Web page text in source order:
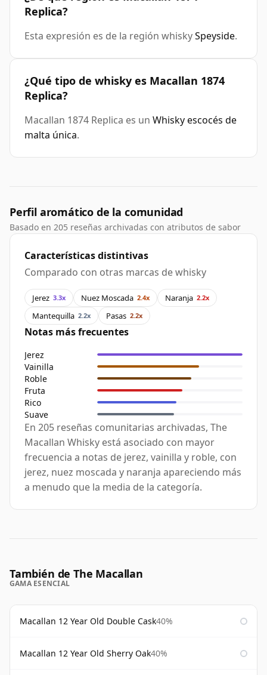
Replica?
Esta expresión es de la región whiskySpeyside.
¿Qué tipo de whisky es Macallan 1874
Replica?
Macallan 1874 Replica es un Whisky escocés de
malta única.
Perfil aromático de la comunidad
Basado en 205 reseñas archivadas con atributos de sabor
Características distintivas
Comparado con otras marcas de whisky
Jerez 3.3x Nuez Moscada 2.4x Naranja 2.2x
Mantequilla 2.2x Pasas 2.2x
Notas más frecuentes
Jerez
Vainilla
Roble
Fruta
Rico
Suave
En 205 reseñas comunitarias archivadas, The
Macallan Whisky está asociado con mayor
frecuencia a notas de jerez, vainilla y roble, con
jerez, nuez moscada y naranja apareciendo más
a menudo que la media de la categoría.
También de The Macallan
GAMA ESENCIAL
Macallan 12 Year Old Double Cask40%
Macallan 12 Year Old Sherry Oak40%